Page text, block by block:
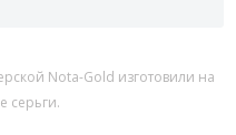
Nota-Gold изготовили на
серьги.